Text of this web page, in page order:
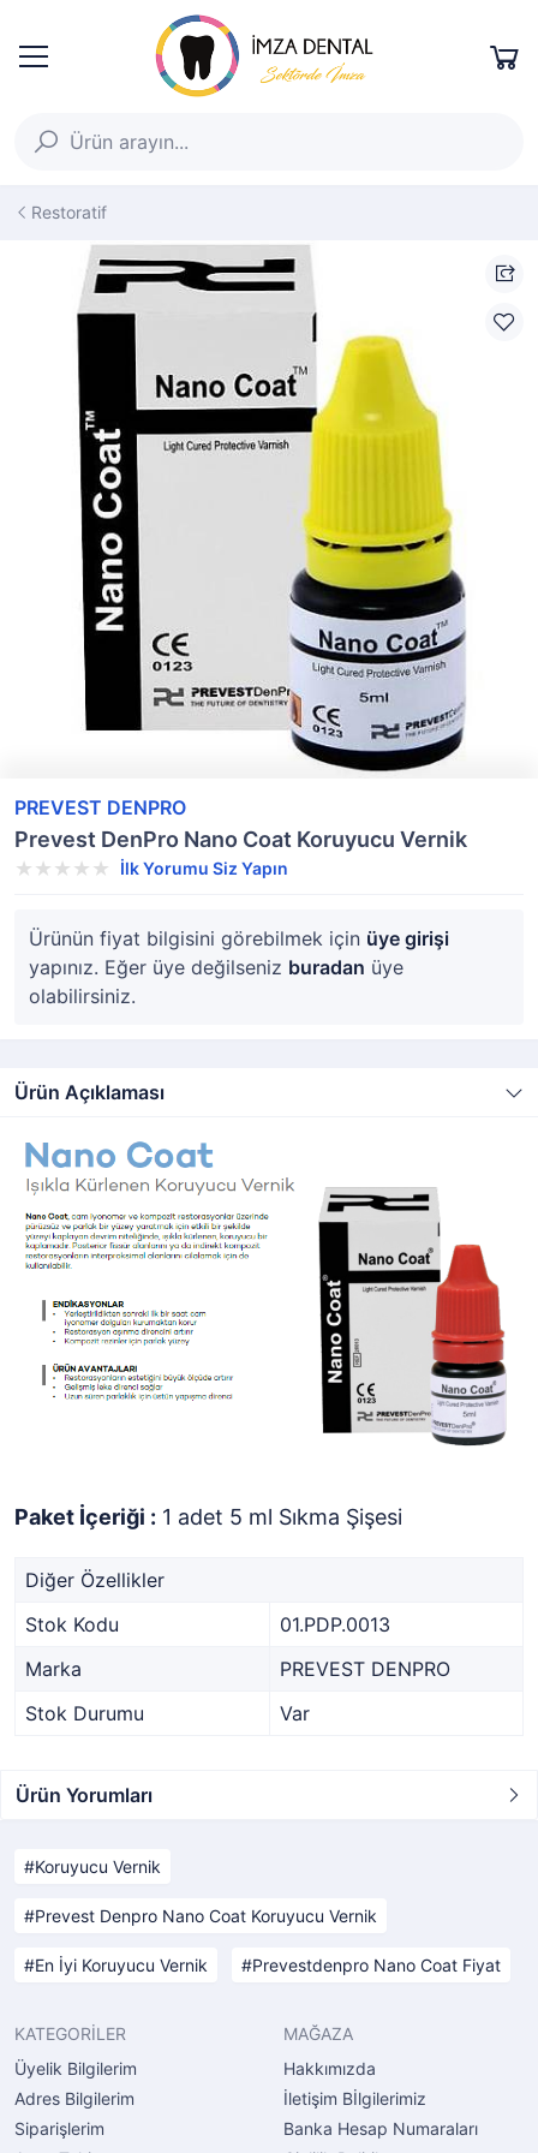
Restoratif
PREVEST DENPRO
Prevest DenPro Nano Coat Koruyucu Vernik
İlk Yorumu Siz Yapın
Ürünün fiyat bilgisini görebilmek için üye girişi
yapınız. Eğer üye değilseniz buradan üye
olabilirsiniz.
Ürün Açıklaması
Paket İçeriği : 1 adet 5 ml Sıkma Şişesi
Diğer Özellikler
Stok Kodu
01.PDP.0013
Marka
PREVEST DENPRO
Stok Durumu
Var
Ürün Yorumları
Koruyucu Vernik
Prevest Denpro Nano Coat Koruyucu Vernik
En İyi Koruyucu Vernik Prevestdenpro Nano Coat Fiyat
KATEGORİLER
Üyelik Bilgilerim
Adres Bilgilerim
Siparişlerim
MAĞAZA
Hakkımızda
İletişim Bİlgilerimiz
Banka Hesap Numaraları